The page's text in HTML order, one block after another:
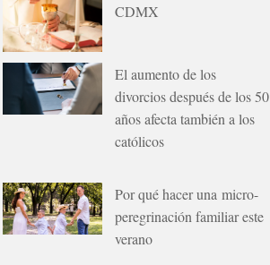
CDMX
El aumento de los
divorcios después de los 50
años afecta también a los
católicos
Por qué hacer una micro-
peregrinación familiar este
verano